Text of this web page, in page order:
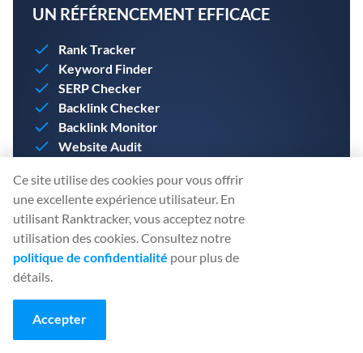
UN RÉFÉRENCEMENT EFFICACE
Rank Tracker
Keyword Finder
SERP Checker
Backlink Checker
Backlink Monitor
Website Audit
Créez votre compte dès aujourd'hui. Aucune carte de
crédit n'est nécessaire.
Ce site utilise des cookies pour vous offrir
une excellente expérience utilisateur. En
utilisant Ranktracker, vous acceptez notre
utilisation des cookies. Consultez notre
politique de confidentialité pour plus de
détails.
Accepter